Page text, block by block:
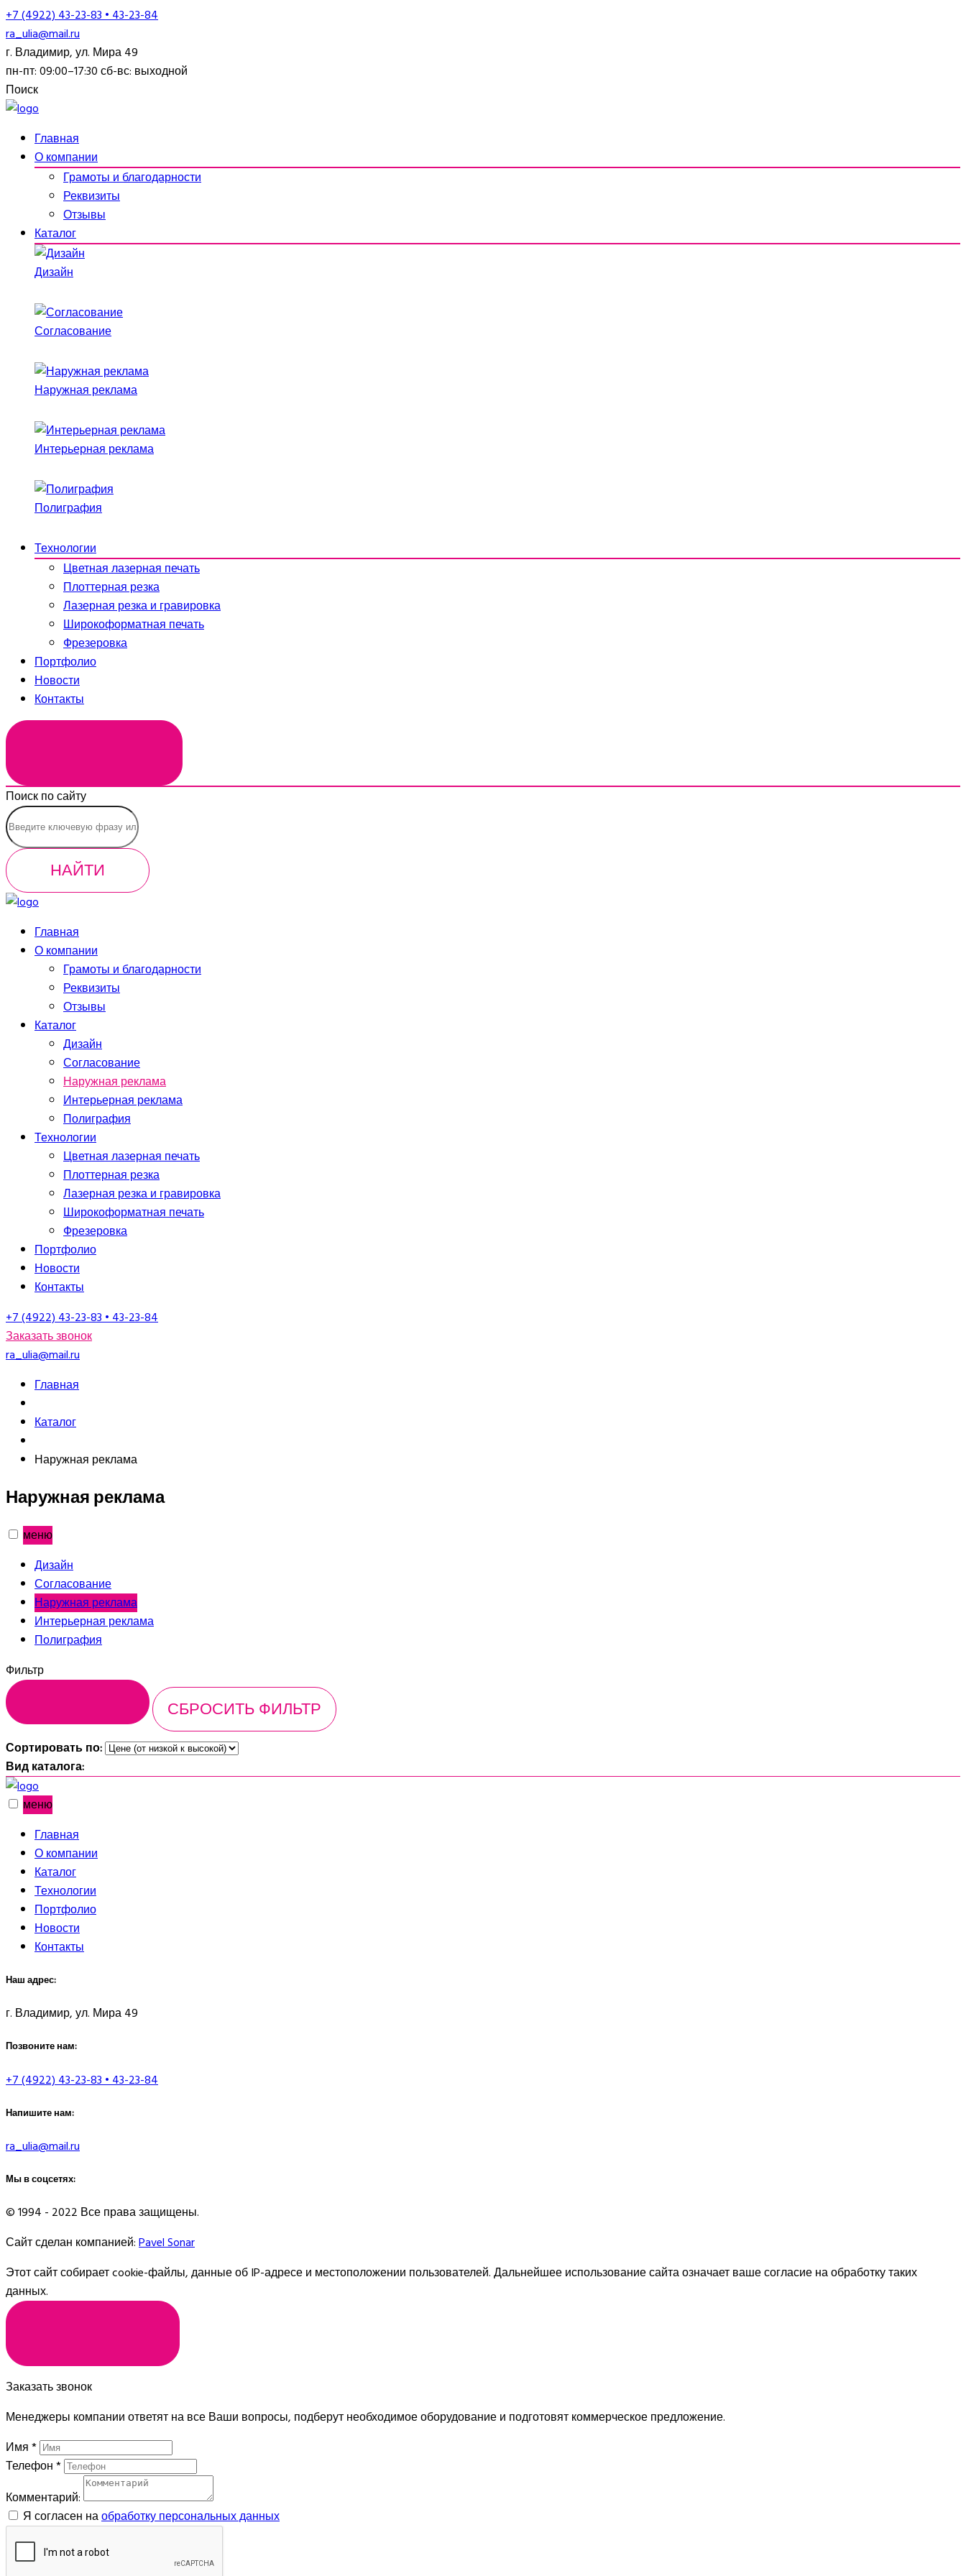
+7 (4922) 43-23-83 • 43-23-84
ra_ulia@mail.ru
г. Владимир, ул. Мира 49
пн-пт: 09:00–17:30 сб-вс: выходной
Поиск
Главная
О компании
Грамоты и благодарности
Реквизиты
Отзывы
Каталог
Дизайн
Согласование
Наружная реклама
Интерьерная реклама
Полиграфия
Технологии
Цветная лазерная печать
Плоттерная резка
Лазерная резка и гравировка
Широкоформатная печать
Фрезеровка
Портфолио
Новости
Контакты
Поиск по сайту
НАЙТИ
Главная
О компании
Грамоты и благодарности
Реквизиты
Отзывы
Каталог
Дизайн
Согласование
Наружная реклама
Интерьерная реклама
Полиграфия
Технологии
Цветная лазерная печать
Плоттерная резка
Лазерная резка и гравировка
Широкоформатная печать
Фрезеровка
Портфолио
Новости
Контакты
+7 (4922) 43-23-83 • 43-23-84
Заказать звонок
ra_ulia@mail.ru
Главная
Каталог
Наружная реклама
Наружная реклама
меню
Дизайн
Согласование
Наружная реклама
Интерьерная реклама
Полиграфия
Фильтр
Сортировать по:
Вид каталога:
меню
Главная
О компании
Каталог
Технологии
Портфолио
Новости
Контакты
Наш адрес:
г. Владимир, ул. Мира 49
Позвоните нам:
+7 (4922) 43-23-83 • 43-23-84
Напишите нам:
ra_ulia@mail.ru
Мы в соцсетях:
© 1994 - 2022 Все права защищены.
Сайт сделан компанией:Pavel Sonar
Этот сайт собирает cookie-файлы, данные об IP-адресе и местоположении пользователей. Дальнейшее использование сайта означает ваше согласие на обработку таких
данных.
Заказать звонок
Менеджеры компании ответят на все Ваши вопросы, подберут необходимое оборудование и подготовят коммерческое предложение.
Имя*
Телефон*
Комментарий:
Я согласен наобработку персональных данных